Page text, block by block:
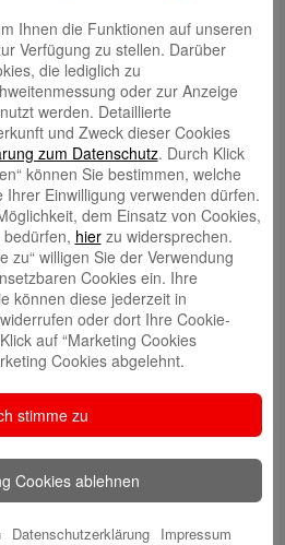
Kaleschke
Merkel
Ihnen die Funktionen auf unseren
Verfügung zu stellen. Darüber
die lediglich zu
oder zur Anzeige
werden. Detaillierte
und Zweck dieser Cookies
zum Datenschutz. Durch Klick
können Sie bestimmen, welche
Einwilligung verwenden dürfen.
dem Einsatz von Cookies,
hierzu widersprechen.
zu“ willigen Sie der Verwendung
Cookies ein. Ihre
können diese jederzeit in
oder dort Ihre Cookie-
auf “Marketing Cookies
Cookies abgelehnt.
stimme zu
Cookies ablehnen
Datenschutzerklärung Impressum